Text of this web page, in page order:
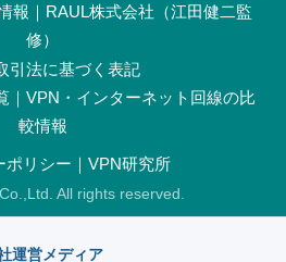
報｜RAUL株式会社（江田健二監
修）
引法に基づく表記
｜VPN・インターネット回線の比
較情報
ポリシー｜VPN研究所
All rights reserved.
運営メディア